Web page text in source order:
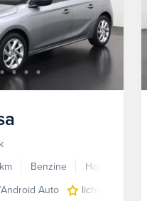
full map + hard disk
Benzine
Auto
lichtmetalen